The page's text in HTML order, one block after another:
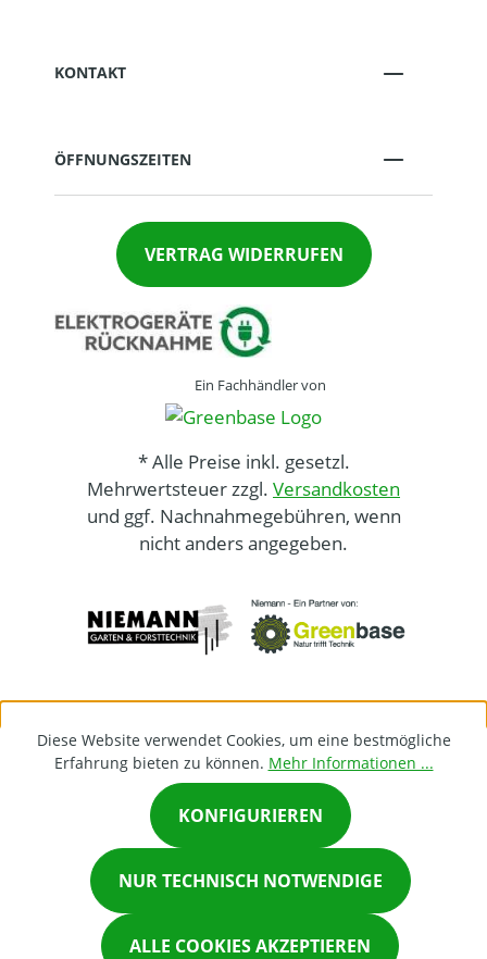
Chat on Whatsapp
×
KONTAKT
ÖFFNUNGSZEITEN
VERTRAG WIDERRUFEN
Ein Fachhändler von
* Alle Preise inkl. gesetzl.
Mehrwertsteuer zzgl. Versandkosten
und ggf. Nachnahmegebühren, wenn
nicht anders angegeben.
Diese Website verwendet Cookies, um eine bestmögliche
Erfahrung bieten zu können. Mehr Informationen ...
NUR TECHNISCH NOTWENDIGE
KONFIGURIEREN
ALLE COOKIES AKZEPTIEREN